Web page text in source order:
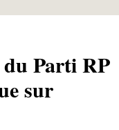
Parti RP
sur